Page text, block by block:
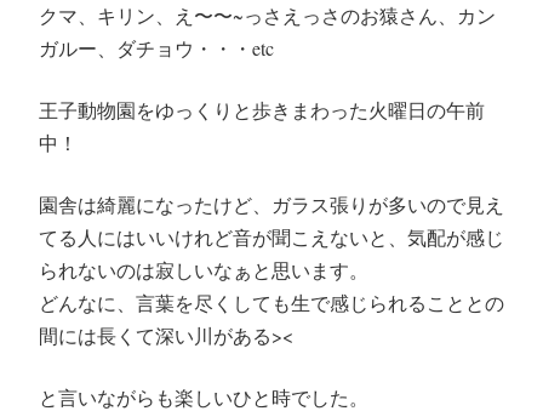
クマ、キリン、え〜〜~っさえっさのお猿さん、カン
ガルー、ダチョウ・・・etc
王子動物園をゆっくりと歩きまわった火曜日の午前
中！
園舎は綺麗になったけど、ガラス張りが多いので見え
てる人にはいいけれど音が聞こえないと、気配が感じ
られないのは寂しいなぁと思います。
どんなに、言葉を尽くしても生で感じられることとの
間には長くて深い川がある><
と言いながらも楽しいひと時でした。